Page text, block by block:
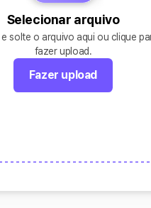
Selecionar arquivo
solte o arquivo aqui ou clique
fazer upload.
Fazer upload